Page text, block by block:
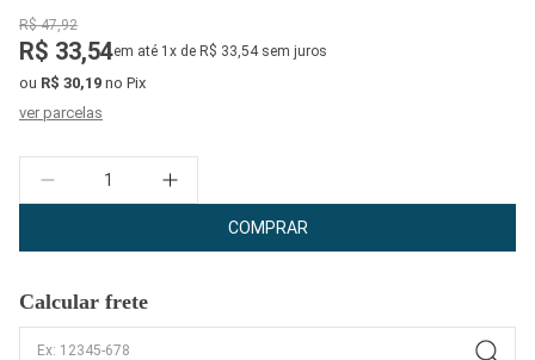
R$ 47,92
R$ 33,54em até 1x de R$ 33,54 sem juros
ou R$ 30,19 no Pix
ver parcelas
Quantidade
COMPRAR
Calcular frete